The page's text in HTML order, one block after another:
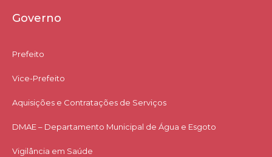
Governo
Prefeito
Vice-Prefeito
Aquisições e Contratações de Serviços​
DMAE – Departamento Municipal de Água e Esgoto
Vigilância em Saúde